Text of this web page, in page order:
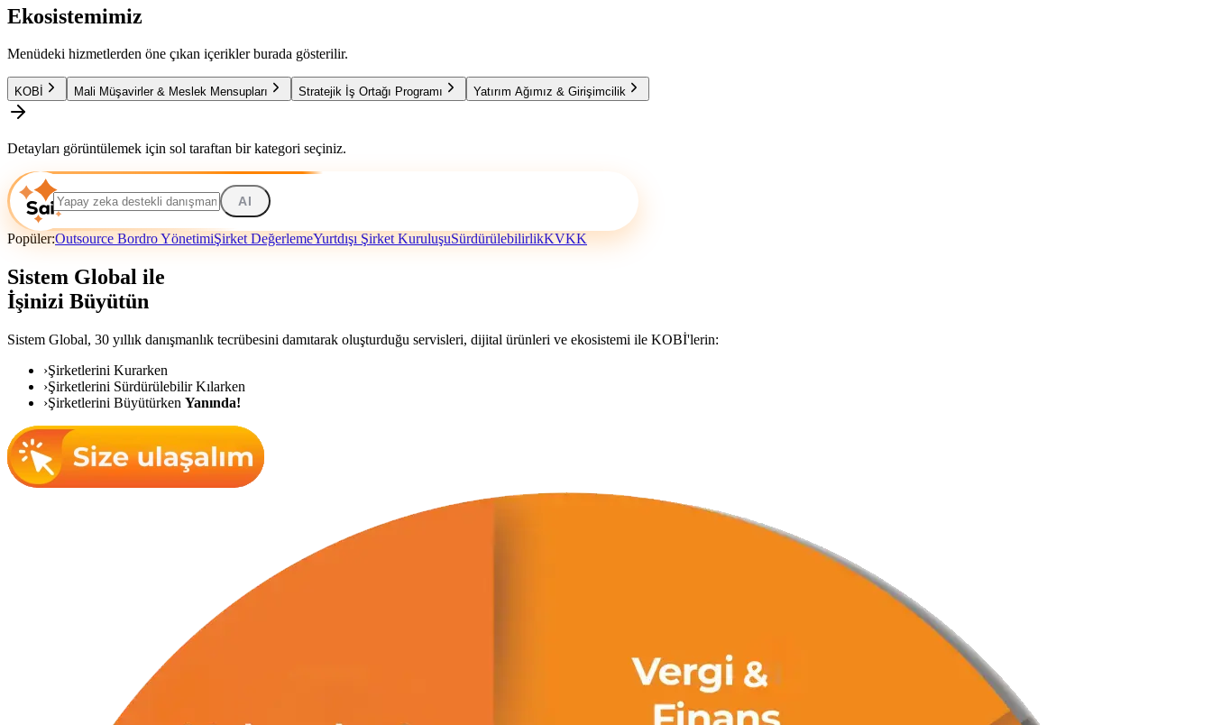
Ekosistemimiz
Menüdeki hizmetlerden öne çıkan içerikler burada gösterilir.
KOBİ Mali Müşavirler & Meslek Mensupları Stratejik İş Ortağı Programı Yatırım Ağımız & Girişimcilik
Detayları görüntülemek için sol taraftan bir kategori seçiniz.
AI
Popüler:Outsource Bordro YönetimiŞirket DeğerlemeYurtdışı Şirket KuruluşuSürdürülebilirlikKVKK
Sistem Global ile
İşinizi Büyütün
Sistem Global, 30 yıllık danışmanlık tecrübesini damıtarak oluşturduğu servisleri, dijital ürünleri ve ekosistemi ile KOBİ'lerin:
›Şirketlerini Kurarken
›Şirketlerini Sürdürülebilir Kılarken
›Şirketlerini Büyütürken Yanında!